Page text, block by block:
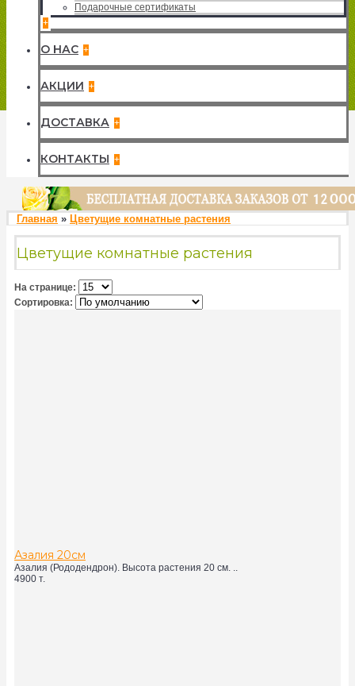
Подарочные сертификаты
+
О НАС +
АКЦИИ +
ДОСТАВКА +
КОНТАКТЫ +
Главная » Цветущие комнатные растения
Цветущие комнатные растения
На странице:
Сортировка:
Азалия 20см
Азалия (Рододендрон). Высота растения 20 см. ..
4900 т.